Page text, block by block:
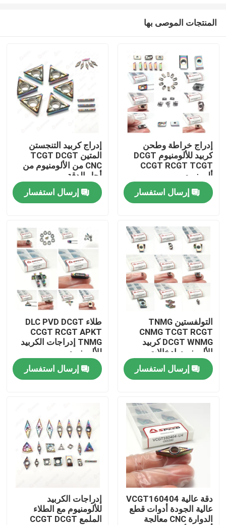
منزل
المنتجات
أشرطة فيديو
حول بنا
جولة في المعمل
اتصل بنا
أخبار
جميع القضايا
إدراج طحن كربيد
المنتجات الموصى بها
إدراج خراطة وطحن
كربيد للألومنيوم DCGT
CCGT RCGT TCGT
ألومنيوم
إرسال استفسار
إدراج كربيد التنجستن
المتين TCGT DCGT
CNC من الألومنيوم من
أجل الدقة
إرسال استفسار
التولفستين TNMG
CNMG TCGT RCGT
DCGT WNMG كربيد
الألومنيوم إدخالات
التحول للالتواء متعددة
الاستخداماتإرسال استفسار
طلاء DLC PVD DCGT
CCGT RCGT APKT
TNMG إدراجات الكربيد
للألومنيوم
إرسال استفسار
دقة عالية VCGT160404
عالية الجودة أدوات قطع
الدوارة CNC معالجة
إدراجات الكربيد
للألومنيوم مع الطلاء
الملمع CCGT DCGT